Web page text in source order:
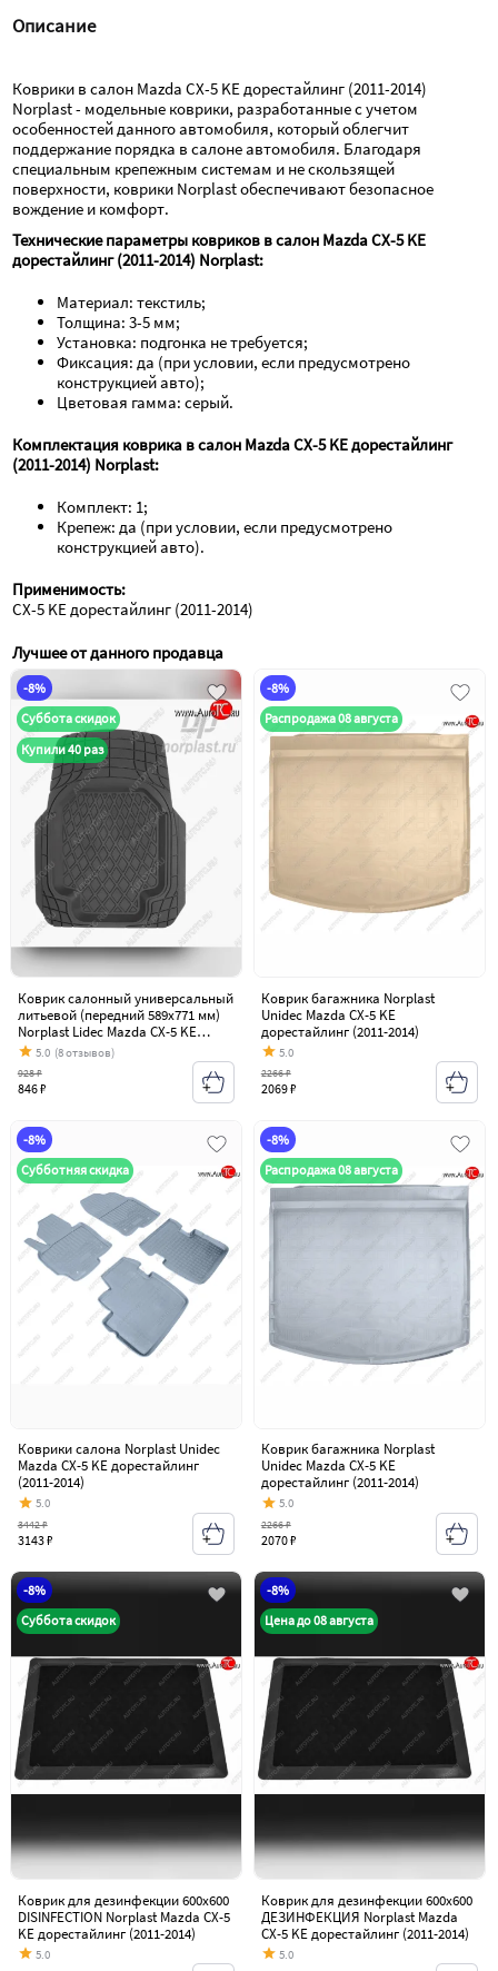
Описание
Коврики в салон Mazda CX-5 KE дорестайлинг (2011-2014)
Norplast - модельные коврики, разработанные с учетом
особенностей данного автомобиля, который облегчит
поддержание порядка в салоне автомобиля. Благодаря
специальным крепежным системам и не скользящей
поверхности, коврики Norplast обеспечивают безопасное
вождение и комфорт.
Технические параметры ковриков в салон Mazda CX-5 KE
дорестайлинг (2011-2014) Norplast:
Материал: текстиль;
Толщина: 3-5 мм;
Установка: подгонка не требуется;
Фиксация: да (при условии, если предусмотрено
конструкцией авто);
Цветовая гамма: серый.
Комплектация коврика в салон Mazda CX-5 KE дорестайлинг
(2011-2014) Norplast:
Комплект: 1;
Крепеж: да (при условии, если предусмотрено
конструкцией авто).
Применимость:
CX-5 KE дорестайлинг (2011-2014)
Лучшее от данного продавца
-8%
Суббота скидок
Купили 40 раз
Коврик салонный универсальный
литьевой (передний 589х771 мм)
Norplast Lidec Mazda CX-5 KE
дорестайлинг (2011-2014)
5.0 (8 отзывов)
846 ₽
928 ₽
-8%
Распродажа 08 августа
Коврик багажника Norplast
Unidec Mazda CX-5 KE
дорестайлинг (2011-2014)
5.0
2069 ₽
2266 ₽
-8%
Субботняя скидка
Коврики салона Norplast Unidec
Mazda CX-5 KE дорестайлинг
(2011-2014)
5.0
3143 ₽
3442 ₽
-8%
Распродажа 08 августа
Коврик багажника Norplast
Unidec Mazda CX-5 KE
дорестайлинг (2011-2014)
5.0
2070 ₽
2266 ₽
-8%
Суббота скидок
Коврик для дезинфекции 600х600
DISINFECTION Norplast Mazda CX-5
KE дорестайлинг (2011-2014)
5.0
-8%
Цена до 08 августа
Коврик для дезинфекции 600х600
ДЕЗИНФЕКЦИЯ Norplast Mazda
CX-5 KE дорестайлинг (2011-2014)
5.0